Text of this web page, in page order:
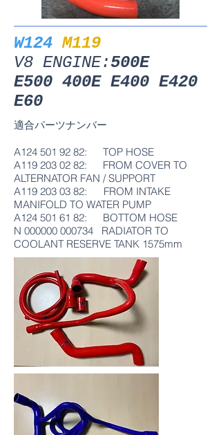
W124 M119
V8 ENGINE:500E
E500 400E E400 E420
E60
適合パーツナンバー
A124 501 92 82: TOP HOSE
A119 203 02 82: FROM COVER TO
ALTERNATOR FAN / SUPPORT
A119 203 03 82: FROM INTAKE
MANIFOLD TO WATER PUMP
A124 501 61 82: BOTTOM HOSE
N 000000 000734 RADIATOR TO
COOLANT RESERVE TANK 1575mm